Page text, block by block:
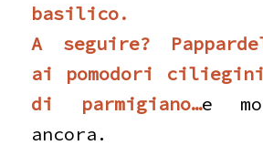
basilico.
A seguire?
ai pomodori
di parmigiano…e
ancora.